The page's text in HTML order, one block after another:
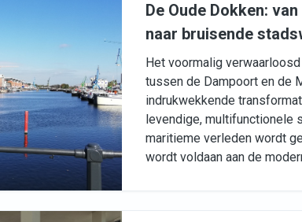
De Oude Dokken:
naar bruisende
Het voormalig
tussen de Dampoort en de
indrukwekkende
levendige, multifunctionele
maritieme verleden wordt
wordt voldaan aan de